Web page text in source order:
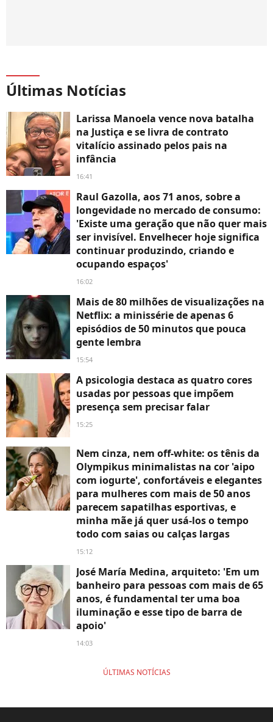
Últimas Notícias
Larissa Manoela vence nova batalha
na Justiça e se livra de contrato
vitalício assinado pelos pais na
infância
16:41
Raul Gazolla, aos 71 anos, sobre a
longevidade no mercado de consumo:
'Existe uma geração que não quer mais
ser invisível. Envelhecer hoje significa
continuar produzindo, criando e
ocupando espaços'
16:02
Mais de 80 milhões de visualizações na
Netflix: a minissérie de apenas 6
episódios de 50 minutos que pouca
gente lembra
15:54
A psicologia destaca as quatro cores
usadas por pessoas que impõem
presença sem precisar falar
15:25
Nem cinza, nem off-white: os tênis da
Olympikus minimalistas na cor 'aipo
com iogurte', confortáveis e elegantes
para mulheres com mais de 50 anos
parecem sapatilhas esportivas, e
minha mãe já quer usá-los o tempo
todo com saias ou calças largas
15:12
José María Medina, arquiteto: 'Em um
banheiro para pessoas com mais de 65
anos, é fundamental ter uma boa
iluminação e esse tipo de barra de
apoio'
14:03
ÚLTIMAS NOTÍCIAS